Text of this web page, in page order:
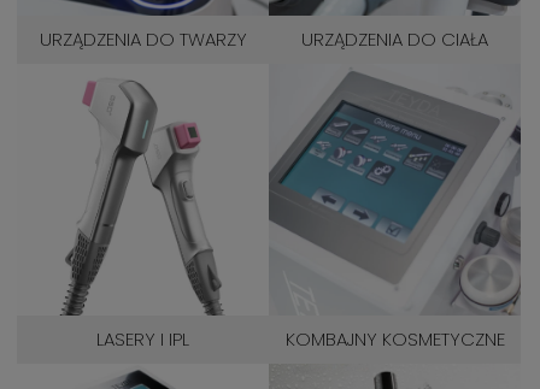
URZĄDZENIA DO TWARZY URZĄDZENIA DO CIAŁA
LASERY I IPL KOMBAJNY KOSMETYCZNE